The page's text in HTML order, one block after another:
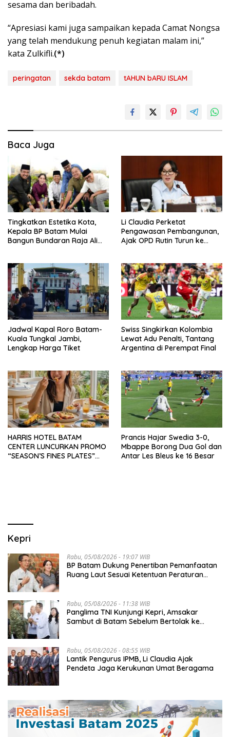
sesama dan beribadah.
“Apresiasi kami juga sampaikan kepada Camat Nongsa
yang telah mendukung penuh kegiatan malam ini,”
kata Zulkifli.(*)
peringatan sekda batam tAHUN bARU ISLAM
Baca Juga
Tingkatkan Estetika Kota,
Kepala BP Batam Mulai
Bangun Bundaran Raja Ali
Li Claudia Perketat
Pengawasan Pembangunan,
Ajak OPD Rutin Turun ke
Jadwal Kapal Roro Batam-
Kuala Tungkal Jambi,
Lengkap Harga Tiket
Swiss Singkirkan Kolombia
Lewat Adu Penalti, Tantang
Argentina di Perempat Final
HARRIS HOTEL BATAM
CENTER LUNCURKAN PROMO
“SEASON’S FINES PLATES”
Prancis Hajar Swedia 3-0,
Mbappe Borong Dua Gol dan
Antar Les Bleus ke 16 Besar
Kepri
Rabu, 05/08/2026 - 19:07 WIB
BP Batam Dukung Penertiban Pemanfaatan
Ruang Laut Sesuai Ketentuan Peraturan
Rabu, 05/08/2026 - 11:38 WIB
Panglima TNI Kunjungi Kepri, Amsakar
Sambut di Batam Sebelum Bertolak ke
Rabu, 05/08/2026 - 08:55 WIB
Lantik Pengurus IPMB, Li Claudia Ajak
Pendeta Jaga Kerukunan Umat Beragama